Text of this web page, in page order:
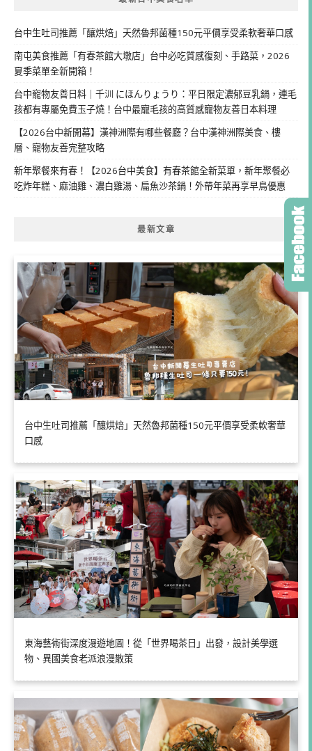
台中生吐司推薦「釀烘焙」天然魯邦菌種150元平價享受柔軟奢華口感
南屯美食推薦「有春茶館大墩店」台中必吃質感復刻、手路菜，2026
夏季菜單全新開箱！
台中寵物友善日料｜千汌 にほんりょうり：平日限定濃郁豆乳鍋，連毛
孩都有專屬免費玉子燒！台中最寵毛孩的高質感寵物友善日本料理
【2026台中新開幕】漢神洲際有哪些餐廳？台中漢神洲際美食、樓
層、寵物友善完整攻略
新年聚餐來有春！【2026台中美食】有春茶館全新菜單，新年聚餐必
吃炸年糕、麻油雞、濃白雞湯、扁魚沙茶鍋！外帶年菜再享早鳥優惠
最新文章
台中生吐司推薦「釀烘焙」天然魯邦菌種150元平價享受柔軟奢華
口感
東海藝術街深度漫遊地圖！從「世界喝茶日」出發，設計美學選
物、異國美食老派浪漫散策